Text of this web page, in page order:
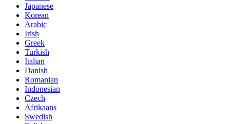
Japanese
Korean
Arabic
Irish
Greek
Turkish
Italian
Danish
Romanian
Indonesian
Czech
Afrikaans
Swedish